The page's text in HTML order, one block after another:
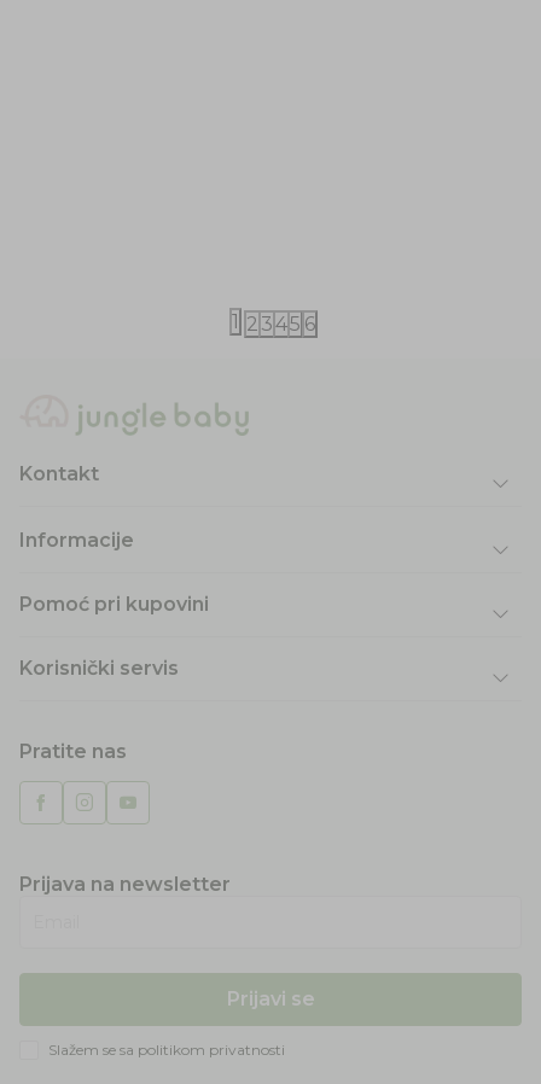
1 2 345 6
Kontakt
Informacije
Pomoć pri kupovini
Korisnički servis
Pratite nas
Prijava na newsletter
Prijavi se
Slažem se sa politikom privatnosti